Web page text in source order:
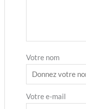
Votre nom
Votre e-mail